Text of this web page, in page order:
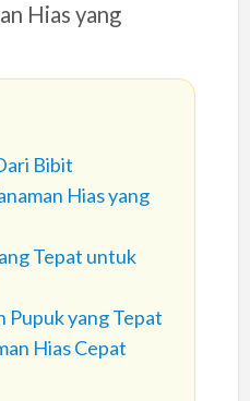
Hias yang
Bibit
Hias yang
Tepat untuk
Pupuk yang Tepat
Hias Cepat